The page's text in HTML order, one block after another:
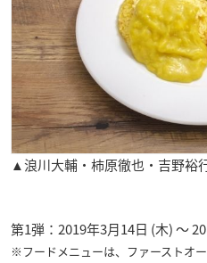
▲浪川大輔・柿原徹也・吉野裕
第1弾：2019年3月14日 (木) ～
※フードメニューは、ファーストオ